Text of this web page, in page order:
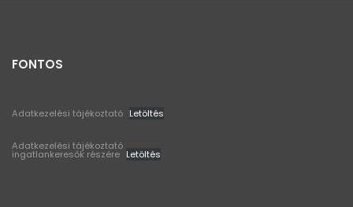
FONTOS
Adatkezelési tájékoztató Letöltés
Adatkezelési tájékoztató
ingatlankeresők részére Letöltés